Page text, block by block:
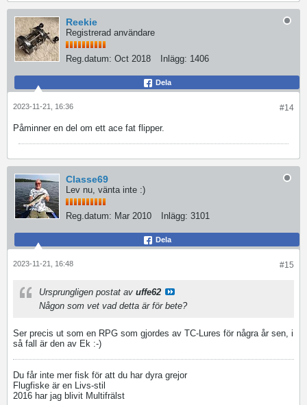
Reekie
Registrerad användare
Reg.datum: Oct 2018 Inlägg: 1406
Dela
#14
2023-11-21, 16:36
Påminner en del om ett ace fat flipper.
Classe69
Lev nu, vänta inte :)
Reg.datum: Mar 2010 Inlägg: 3101
Dela
#15
2023-11-21, 16:48
Ursprungligen postat av uffe62
Någon som vet vad detta är för bete?
Ser precis ut som en RPG som gjordes av TC-Lures för några år sen, i
så fall är den av Ek :-)
Du får inte mer fisk för att du har dyra grejor
Flugfiske är en Livs-stil
2016 har jag blivit Multifrälst